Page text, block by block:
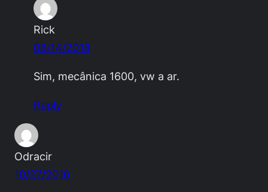
Rick
08/14/2018
Sim, mecânica 1600, vw a ar.
Reply
Odracir
10/27/2016